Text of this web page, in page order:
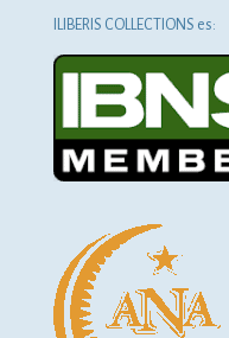
ILIBERIS COLLECTIONS es: